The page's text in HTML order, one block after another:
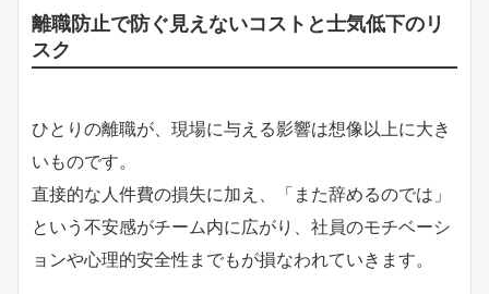
離職防止で防ぐ見えないコストと士気低下のリ
スク
ひとりの離職が、現場に与える影響は想像以上に大き
いものです。
直接的な人件費の損失に加え、「また辞めるのでは」
という不安感がチーム内に広がり、社員のモチベーシ
ョンや心理的安全性までもが損なわれていきます。